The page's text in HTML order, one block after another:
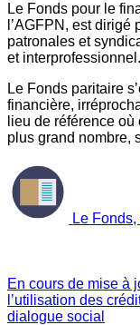
Le Fonds pour le
l’AGFPN, est
patronales et
et interprofessionnel.
Le Fonds paritaire
financière,
lieu de référence
plus grand nombre,
Le
En cours de mise à
l’utilisation des
dialogue social